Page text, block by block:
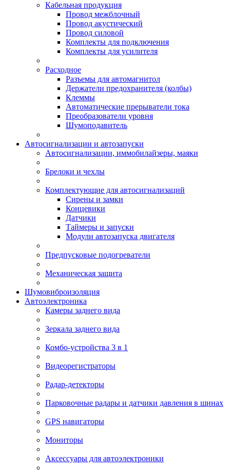
Кабельная продукция
Провод межблочный
Провод акустический
Провод силовой
Комплекты для подключения
Комплекты для усилителя
Расходное
Разъемы для автомагнитол
Держатели предохранителя (колбы)
Клеммы
Автоматические прерыватели тока
Преобразователи уровня
Шумоподавитель
Автосигнализации и автозапуски
Автосигнализации, иммобилайзеры, маяки
Брелоки и чехлы
Комплектующие для автосигнализаций
Сирены и замки
Концевики
Датчики
Таймеры и запуски
Модули автозапуска двигателя
Предпусковые подогреватели
Механическая защита
Шумовиброизоляция
Автоэлектроника
Камеры заднего вида
Зеркала заднего вида
Комбо-устройства 3 в 1
Видеорегистраторы
Радар-детекторы
Парковочные радары и датчики давления в шинах
GPS навигаторы
Мониторы
Аксессуары для автоэлектроники